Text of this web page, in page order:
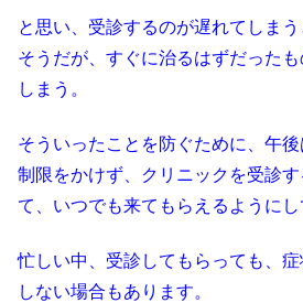
と思い、受診するのが遅れてしま
そうだが、すぐに治るはずだった
しまう。
そういったことを防ぐために、午
制限をかけず、クリニックを受診
て、いつでも来てもらえるようにし
忙しい中、受診してもらっても、
しない場合もあります。